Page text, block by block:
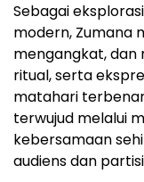
Sebagai
modern, Zumana
mengangkat, dan
ritual, serta
matahari
terwujud melalui
kebersamaan
audiens dan